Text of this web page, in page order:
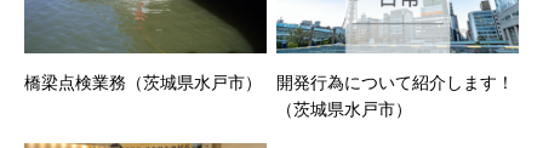
橋梁点検業務（茨城県水戸市）
開発行為について紹介します！
（茨城県水戸市）